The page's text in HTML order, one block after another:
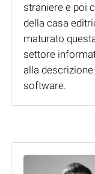
straniere e poi
della casa
maturato
settore
alla
software.